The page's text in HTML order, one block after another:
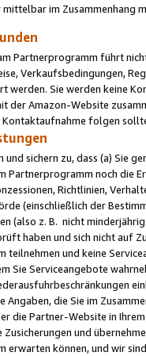
im Zusammenhang
Partnerprogramm führt
Verkaufsbedingungen,
werden. Sie werden keine
der Amazon-Website
Kontaktaufnahme folgen
und sichern zu, dass (a) Sie
Partnerprogramm noch die
Richtlinien,
(einschließlich der
(also z. B. nicht
haben und sich nicht auf
teilnehmen und keine
Sie Serviceangebote
Angaben, die Sie im
die Partner-Website in
Zusicherungen und
erwarten können, und wir